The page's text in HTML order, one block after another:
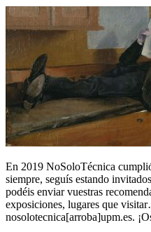
En 2019 NoSoloTécnica
siempre, seguís estando
podéis enviar vuestras
exposiciones, lugares que
nosolotecnica[arroba]upm.es.